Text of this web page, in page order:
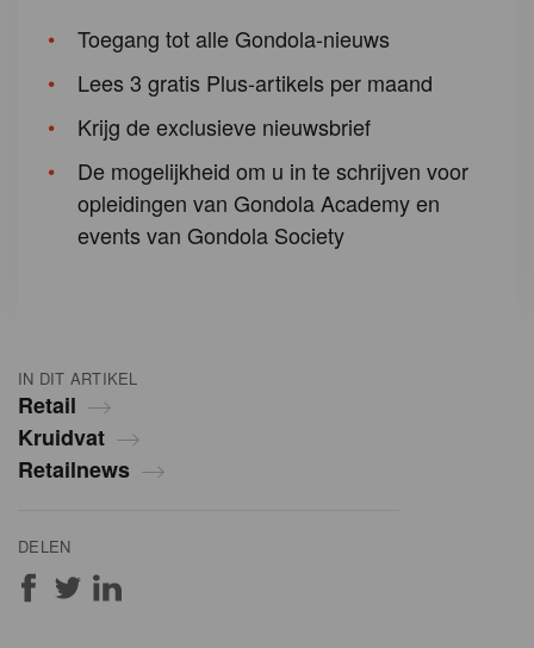
IN DIT ARTIKEL
Retail
Kruidvat
Retailnews
DELEN
Toegang tot alle Gondola-nieuws
Lees 3 gratis Plus-artikels per maand
Krijg de exclusieve nieuwsbrief
De mogelijkheid om u in te schrijven voor
opleidingen van Gondola Academy en
events van Gondola Society